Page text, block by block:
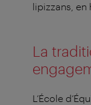
lipizzans, en
La
L’École